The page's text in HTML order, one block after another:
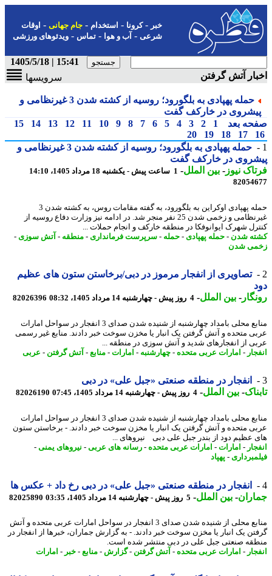
-کرونا-استخدام- جام جهانی-اوقات
شرعی-آب و هوا-تماس-ویدئوهای ورزشی
15:41 | 1405/5/18
آتش گرفتن
سرویسها
حمله پهپادی به بلگورود؛ روسیه از کشته شدن 3 غیرنظامی و
در خارکف گفت
بعد
1
2
3
4
5
6
7
8
9
10
11
12
13
14
15
17
18
19
20
حمله پهپادی به بلگورود؛ روسیه از کشته شدن 3 غیرنظامی و
در خارکف گفت
نیوز-بین الملل-1 ساعت پیش - یکشنبه 18 مرداد 1405، 14:10
حمله پهپادی اوکراین به بلگورود، به گفته مقامات روس، به کشته شدن 3
غیرنظامی و زخمی شدن 25 نفر منجر شد. در ادامه نیز وزارت دفاع روسیه از
شهرک ایوانوفکا در منطقه خارکف و انجام حملات ...
شدن-حمله پهپادی-حمله-سرپرست فرمانداری- منطقه-آتش سوزی-
شدن
تصاویری از انفجار مرموز در دبی/برخاستن ستون های عظیم
-بین الملل-4 روز پیش - چهارشنبه 14 مرداد 1405، 08:32 82026396
منابع محلی بامداد چهارشنبه از شنیده شدن صدای 3 انفجار در سواحل امارات
متحده و آتش گرفتن یک انبار یا مخزن سوخت خبر دادند. منابع غیر رسمی
از انفجارهای شدید و آتش سوزی در منطقه ...
-امارات عربی متحده-چهارشنبه-امارات- منابع-آتش گرفتن -عربی
انفجار در منطقه صنعتی «جبل علی» در دبی
-بین الملل-4 روز پیش - چهارشنبه 14 مرداد 1405، 07:45 82026190
منابع محلی بامداد چهارشنبه از شنیده شدن صدای 3 انفجار در سواحل امارات
متحده و آتش گرفتن یک انبار یا مخزن سوخت خبر دادند. - برخاستن ستون
عظیم دود از بندر جبل علی دبی نیروهای ...
-امارات- امارات عربی متحده-رسانه های عربی- نیروهای یمنی-
- پهپاد
انفجار در منطقه صنعتی «جبل علی» در دبی رخ داد + عکس ها
- بین الملل-5 روز پیش - چهارشنبه 14 مرداد 1405، 03:35 82025890
منابع محلی از شنیده شدن صدای 3 انفجار در سواحل امارات عربی متحده و آتش
یک انبار یا مخزن سوخت خبر دادند. - به گزارش جماران، خبرها از انفجار در
صنعتی جبل علی در دبی منتشر شده است.
-امارات عربی متحده-آتش گرفتن -گزارش -منابع-خبر-امارات